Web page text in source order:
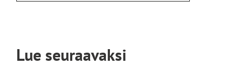
Lue seuraavaksi